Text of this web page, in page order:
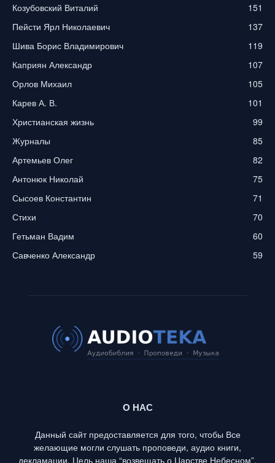
Козубовский Виталий
151
Пейсти Ярл Николаевич
137
Шива Борис Владимирович
119
Каприян Александр
107
Орлов Михаил
105
Карев А. В.
101
Христианская жизнь
99
Журналы
85
Артемьев Олег
82
Антонюк Николай
75
Сысоев Константин
71
Стихи
70
Гетьман Вадим
60
Савченко Александр
59
О НАС
Данный сайт предоставляется для того, чтобы Все
желающие могли слушать проповеди, аудио книги,
декламации. Цель наша “возвещать о Царстве Небесном”,